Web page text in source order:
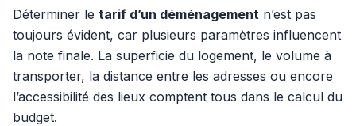
Déterminer le tarif d’un déménagement n’est pas
toujours évident, car plusieurs paramètres influencent
la note finale. La superficie du logement, le volume à
transporter, la distance entre les adresses ou encore
l’accessibilité des lieux comptent tous dans le calcul du
budget.